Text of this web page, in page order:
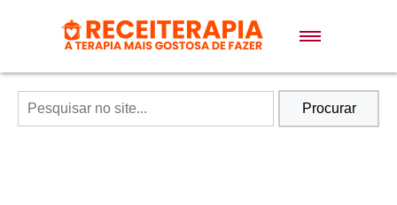
Doces e Sobremesas
Air Fryer
Procurar